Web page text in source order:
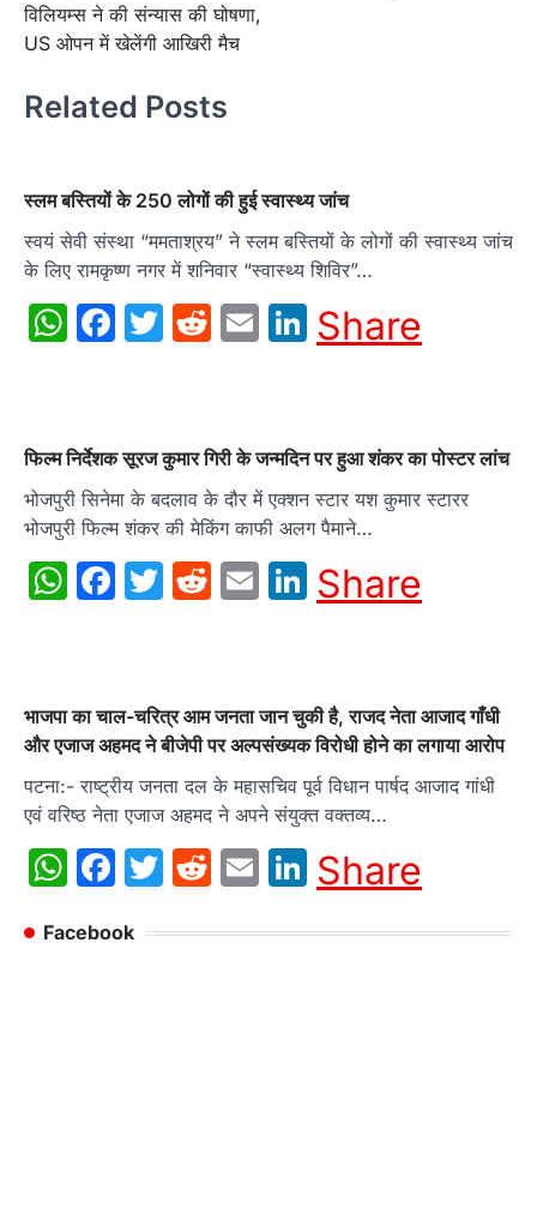
विलियम्स ने की संन्यास की घोषणा,
US ओपन में खेलेंगी आखिरी मैच
Related Posts
स्लम बस्तियों के 250 लोगों की हुई स्वास्थ्य जांच
स्वयं सेवी संस्था “ममताश्रय” ने स्लम बस्तियों के लोगों की स्वास्थ्य जांच
के लिए रामकृष्ण नगर में शनिवार “स्वास्थ्य शिविर”…
WhatsApp
Facebook
Twitter
Reddit
EmailLinkedIn
Share
फिल्म निर्देशक सूरज कुमार गिरी के जन्मदिन पर हुआ शंकर का पोस्टर लांच
भोजपुरी सिनेमा के बदलाव के दौर में एक्शन स्टार यश कुमार स्टारर
भोजपुरी फिल्म शंकर की मेकिंग काफी अलग पैमाने…
WhatsApp
Facebook
Twitter
Reddit
EmailLinkedIn
Share
भाजपा का चाल-चरित्र आम जनता जान चुकी है, राजद नेता आजाद गाँधी
और एजाज अहमद ने बीजेपी पर अल्पसंख्यक विरोधी होने का लगाया आरोप
पटना:- राष्ट्रीय जनता दल के महासचिव पूर्व विधान पार्षद आजाद गांधी
एवं वरिष्ठ नेता एजाज अहमद ने अपने संयुक्त वक्तव्य…
WhatsApp
Facebook
Twitter
Reddit
EmailLinkedIn
Share
Facebook